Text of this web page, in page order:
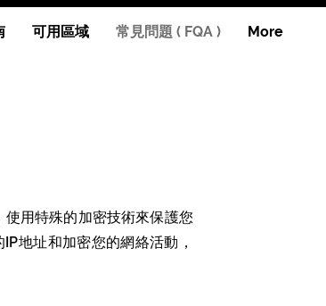
可用區域 常見問題 ( FQA ) More
用特殊的加密技術來保護您
地址和加密您的網絡活動，